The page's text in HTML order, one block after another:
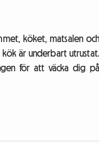
köket, matsalen
kök är underbart
för att väcka dig